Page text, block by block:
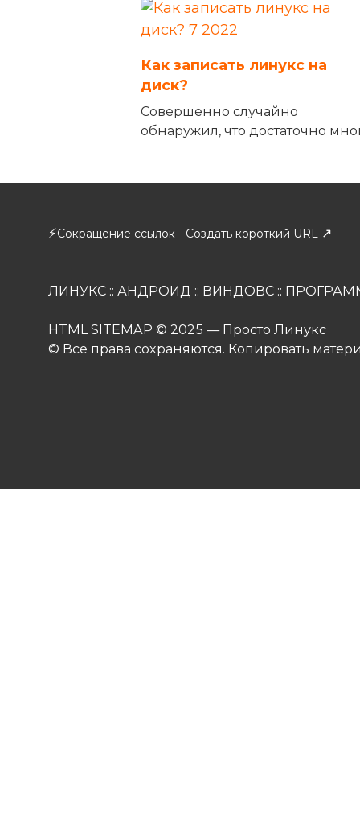
Как записать линукс на
диск?
Совершенно случайно
обнаружил, что достаточно
⚡Сокращение ссылок - Создать короткий URL ↗
ЛИНУКС :: АНДРОИД :: ВИНДОВС ::
HTML SITEMAP © 2025 — Просто Линукс
© Все права сохраняются. Копировать